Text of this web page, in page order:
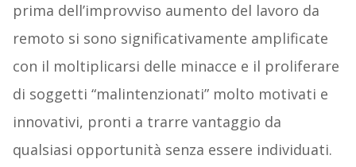
prima dell’improvviso aumento del lavoro da
remoto si sono significativamente amplificate
con il moltiplicarsi delle minacce e il proliferare
di soggetti “malintenzionati” molto motivati e
innovativi, pronti a trarre vantaggio da
qualsiasi opportunità senza essere individuati.